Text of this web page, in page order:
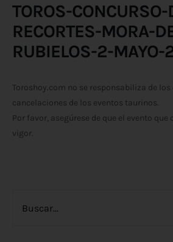
TOROS-CONCURSO-
RECORTES-MORA-
RUBIELOS-2-
Toroshoy.com no se responsabiliza de
cancelaciones de los eventos taurinos.
Por favor, asegúrese de que el evento
vigor.